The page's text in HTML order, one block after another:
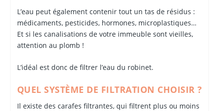
L’eau peut également contenir tout un tas de résidus :
médicaments, pesticides, hormones, microplastiques…
Et si les canalisations de votre immeuble sont vieilles,
attention au plomb !
L’idéal est donc de filtrer l’eau du robinet.
QUEL SYSTÈME DE FILTRATION CHOISIR ?
Il existe des carafes filtrantes, qui filtrent plus ou moins